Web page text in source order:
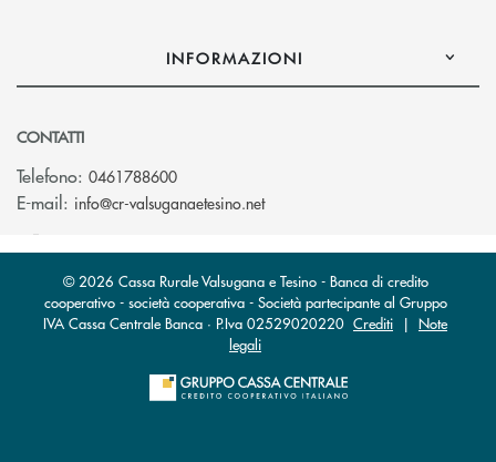
INFORMAZIONI
CONTATTI
Telefono: 0461788600
E-mail: info@cr-valsuganaetesino.net(si apre l’app di posta
© 2026 Cassa Rurale Valsugana e Tesino - Banca di credito
cooperativo - società cooperativa - Società partecipante al Gruppo
IVA Cassa Centrale Banca · P.Iva 02529020220 Crediti | Note
legali